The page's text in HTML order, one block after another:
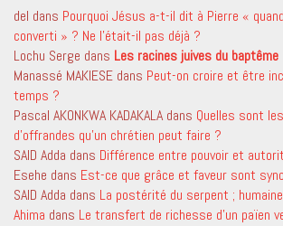
del dans Pourquoi Jésus a-t-il dit à Pierre «
converti » ? Ne l’était-il pas déjà ?
Lochu Serge dans Les racines juives du baptême
Manassé MAKIESE dans Peut-on croire et être
temps ?
Pascal AKONKWA KADAKALA dans Quelles sont
d’offrandes qu’un chrétien peut faire ?
SAID Adda dans Différence entre pouvoir et
Esehe dans Est-ce que grâce et faveur sont
SAID Adda dans La postérité du serpent ;
Ahima dans Le transfert de richesse d’un païen